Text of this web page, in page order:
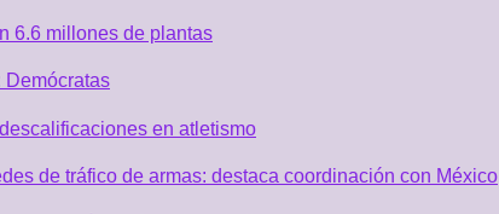
6.6 millones de plantas
Demócratas
en atletismo
de tráfico de armas: destaca coordinación con México